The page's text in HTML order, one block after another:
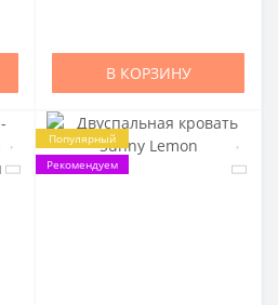
В КОРЗИНУ
Популярный
Рекомендуем